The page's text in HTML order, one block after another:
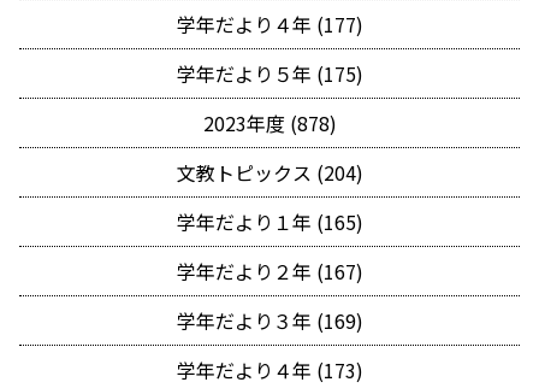
学年だより４年 (177)
学年だより５年 (175)
2023年度 (878)
文教トピックス (204)
学年だより１年 (165)
学年だより２年 (167)
学年だより３年 (169)
学年だより４年 (173)